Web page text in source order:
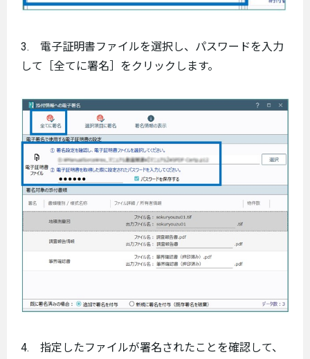
3. 電子証明書ファイルを選択し、パスワードを入力
して［全てに署名］をクリックします。
4. 指定したファイルが署名されたことを確認して、